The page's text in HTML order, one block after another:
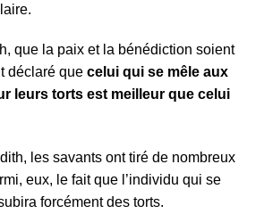
que la paix et la bénédiction soient
déclaré que celui qui se mêle aux
leurs torts est meilleur que celui
les savants ont tiré de nombreux
eux, le fait que l’individu qui se
forcément des torts.